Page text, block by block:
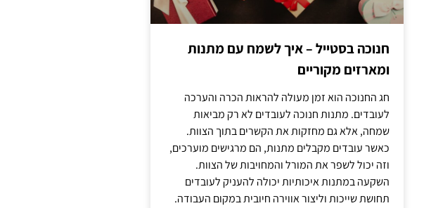
חנוכה בסטייל – איך לשמח עם מתנות
ומארזים מקוריים
חג החנוכה הוא זמן מעולה להראות הכרה והערכה
לעובדים. מתנות חנוכה לעובדים לא רק מביאות
שמחה, אלא גם מחזקות את הקשרים בתוך הצוות.
כאשר עובדים מקבלים מתנות, הם מרגישים מוערכים,
וזה יכול לשפר את המורל והמחויבות של הצוות.
השקעה במתנות איכותיות יכולה להעניק לעובדים
תחושת שייכות וליצור אווירה חיובית במקום העבודה.